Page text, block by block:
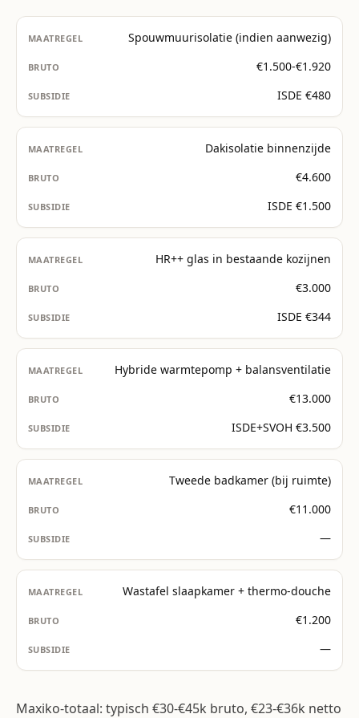
Spouwmuurisolatie (indien aanwezig)
€1.500-€1.920
ISDE €480
Dakisolatie binnenzijde
€4.600
ISDE €1.500
HR++ glas in bestaande kozijnen
€3.000
ISDE €344
Hybride warmtepomp + balansventilatie
€13.000
ISDE+SVOH €3.500
Tweede badkamer (bij ruimte)
€11.000
—
Wastafel slaapkamer + thermo-douche
€1.200
—
Maxiko-totaal: typisch €30-€45k bruto, €23-€36k netto